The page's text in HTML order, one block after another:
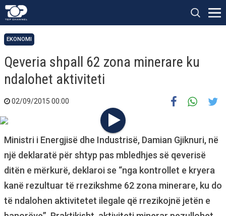
EKONOMI
Qeveria shpall 62 zona minerare ku
ndalohet aktiviteti
02/09/2015 00:00
Ministri i Energjisë dhe Industrisë, Damian Gjiknuri, në
një deklaratë për shtyp pas mbledhjes së qeverisë
ditën e mërkurë, deklaroi se “nga kontrollet e kryera
kanë rezultuar të rrezikshme 62 zona minerare, ku do
të ndalohen aktivitetet ilegale që rrezikojnë jetën e